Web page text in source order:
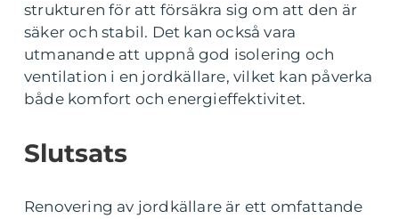
strukturen för att försäkra sig om att den är
säker och stabil. Det kan också vara
utmanande att uppnå god isolering och
ventilation i en jordkällare, vilket kan påverka
både komfort och energieffektivitet.
Slutsats
Renovering av jordkällare är ett omfattande